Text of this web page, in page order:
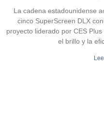
La cadena estadounidense
cinco SuperScreen DLX
proyecto liderado por CES
el brillo y la